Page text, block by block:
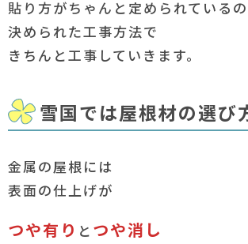
貼り方がちゃんと定められている
決められた工事方法で
きちんと工事していきます。
雪国では屋根材の選び
金属の屋根には
表面の仕上げが
つや有り と つや消し